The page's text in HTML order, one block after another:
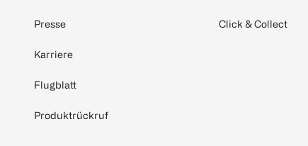
Presse
Karriere
Flugblatt
Produktrückruf
Click & Collect